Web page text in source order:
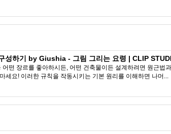
성하기 by Giushia - 그림 그리는 요령 | CLIP
떤 장르를 좋아하시든, 어떤 건축물이든 설계하려면 원근
세요! 이러한 규칙을 작동시키는 기본 원리를 이해하면 나머...